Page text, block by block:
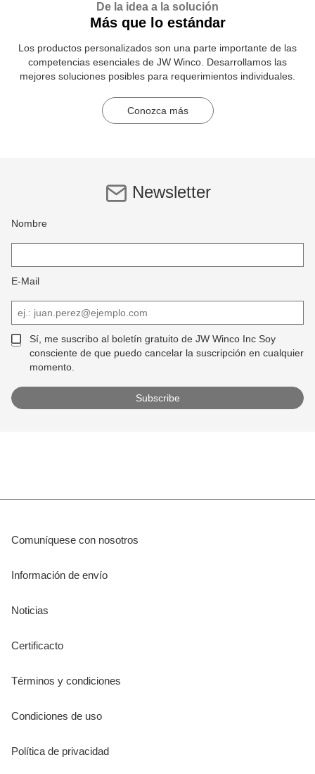
De la idea a la solución
Más que lo estándar
Los productos personalizados son una parte importante de las
competencias esenciales de JW Winco. Desarrollamos las
mejores soluciones posibles para requerimientos individuales.
Conozca más
Newsletter
Nombre
E-Mail
Sí, me suscribo al boletín gratuito de JW Winco Inc Soy
consciente de que puedo cancelar la suscripción en cualquier
momento.
Comuníquese con nosotros
Información de envío
Noticias
Certificacto
Términos y condiciones
Condiciones de uso
Política de privacidad